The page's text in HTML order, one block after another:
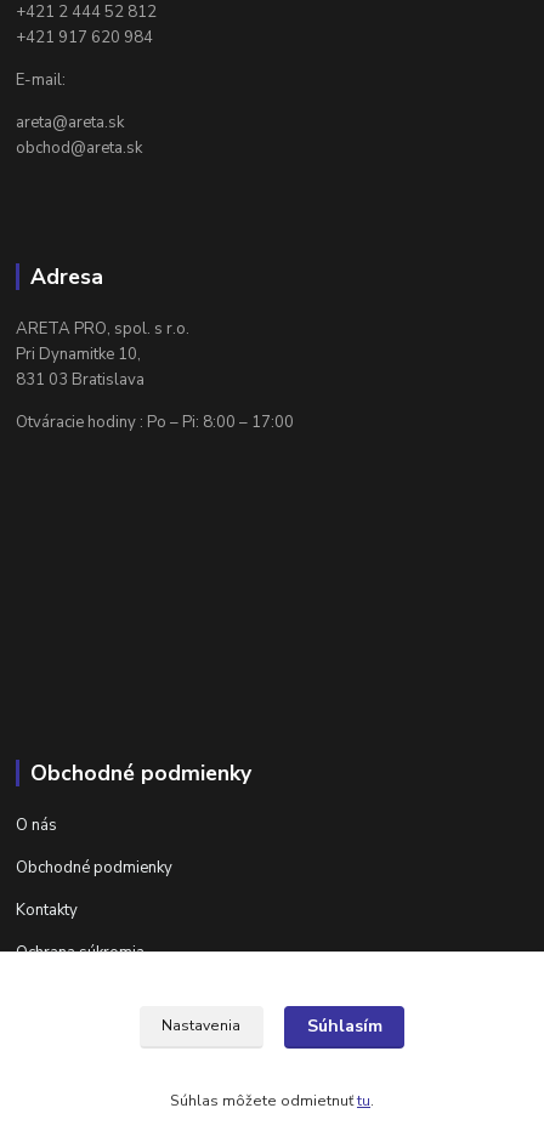
+421 2 444 52 812
+421 917 620 984
E-mail:
areta@areta.sk
obchod@areta.sk
Adresa
ARETA PRO, spol. s r.o.
Pri Dynamitke 10,
831 03 Bratislava
Otváracie hodiny : Po – Pi: 8:00 – 17:00
Obchodné podmienky
O nás
Obchodné podmienky
Kontakty
Ochrana súkromia
Nastavenia Súhlasím
Súhlas môžete odmietnuťtu.